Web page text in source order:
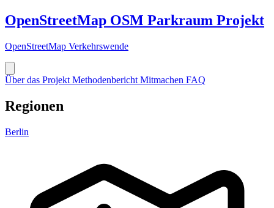
OpenStreetMap OSM Parkraum Projekt
OpenStreetMap Verkehrswende
Über das Projekt Methodenbericht Mitmachen FAQ
Regionen
Berlin